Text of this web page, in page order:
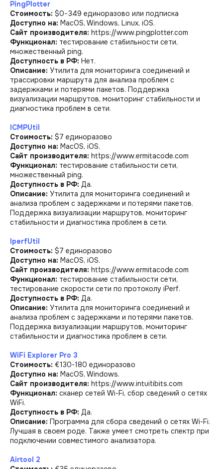
PingPlotter
Стоимость: $0−349 единоразово или подписка
Доступно на: MacOS, Windows, Linux, iOS.
Сайт производителя: https://www.pingplotter.com
Функционал: тестирование стабильности сети,
множественный ping.
Доступность в РФ: Нет.
Описание: Утилита для мониторинга соединений и
трассировки маршрута для анализа проблем с
задержками и потерями пакетов. Поддержка
визуализации маршрутов, мониторинг стабильности и
диагностика проблем в сети.
ICMPUtil
Стоимость: $7 единоразово
Доступно на: MacOS, iOS.
Сайт производителя: https://www.ermitacode.com
Функционал: тестирование стабильности сети,
множественный ping.
Доступность в РФ: Да.
Описание: Утилита для мониторинга соединений и
анализа проблем с задержками и потерями пакетов.
Поддержка визуализации маршрутов, мониторинг
стабильности и диагностика проблем в сети.
IperfUtil
Стоимость: $7 единоразово
Доступно на: MacOS, iOS.
Сайт производителя: https://www.ermitacode.com
Функционал: тестирование стабильности сети,
тестирование скорости сети по протоколу iPerf.
Доступность в РФ: Да.
Описание: Утилита для мониторинга соединений и
анализа проблем с задержками и потерями пакетов.
Поддержка визуализации маршрутов, мониторинг
стабильности и диагностика проблем в сети.
WiFi Explorer Pro 3
Стоимость: €130-180 единоразово
Доступно на: MacOS, Windows.
Сайт производителя: https://www.intuitibits.com
Функционал: сканер сетей Wi-Fi, сбор сведений о сетях
WiFi.
Доступность в РФ: Да.
Описание: Программа для сбора сведений о сетях Wi-Fi.
Лучшая в своем роде. Также умеет смотреть спектр при
подключении совместимого анализатора.
Airtool 2